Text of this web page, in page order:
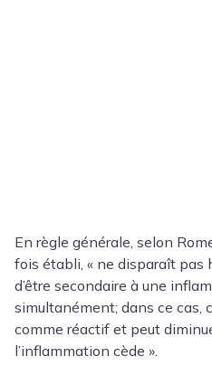
En règle générale, selon
fois établi, « ne disparaît pas
d’être secondaire à une
simultanément; dans ce cas,
comme réactif et peut
l’inflammation cède ».